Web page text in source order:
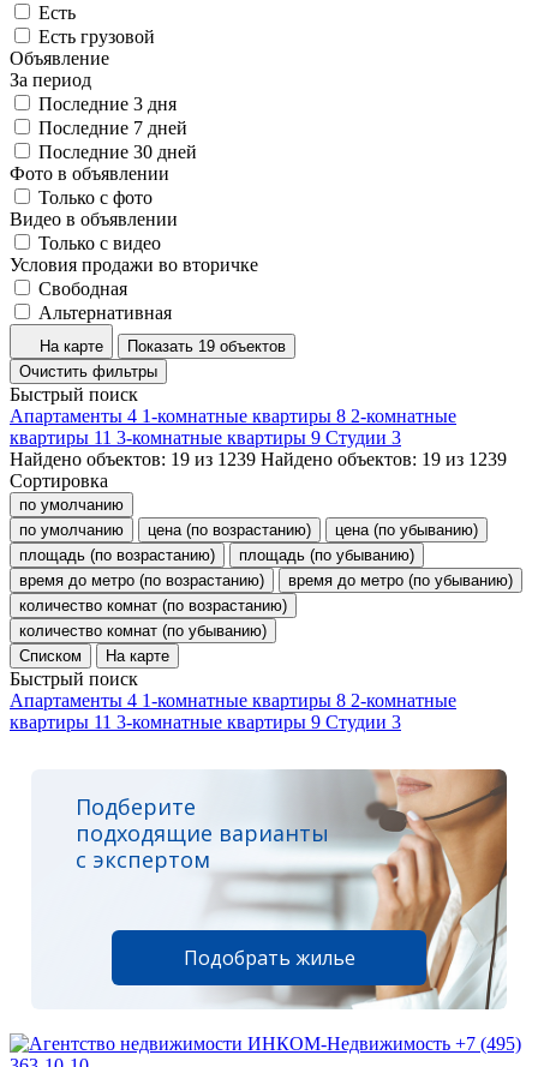
Есть
Есть грузовой
Объявление
За период
Последние 3 дня
Последние 7 дней
Последние 30 дней
Фото в объявлении
Только с фото
Видео в объявлении
Только с видео
Условия продажи во вторичке
Свободная
Альтернативная
На карте
Показать 19 объектов
Очистить фильтры
Быстрый поиск
Апартаменты 4 1-комнатные квартиры 8 2-комнатные
квартиры 11 3-комнатные квартиры 9 Студии 3
Найдено объектов: 19 из 1239 Найдено объектов: 19 из 1239
Сортировка
по умолчанию
по умолчанию
цена (по возрастанию)
цена (по убыванию)
площадь (по возрастанию)
площадь (по убыванию)
время до метро (по возрастанию)
время до метро (по убыванию)
количество комнат (по возрастанию)
количество комнат (по убыванию)
Списком
На карте
Быстрый поиск
Апартаменты 4 1-комнатные квартиры 8 2-комнатные
квартиры 11 3-комнатные квартиры 9 Студии 3
Подберите
подходящие варианты
с экспертом
Подобрать жилье
+7 (495)